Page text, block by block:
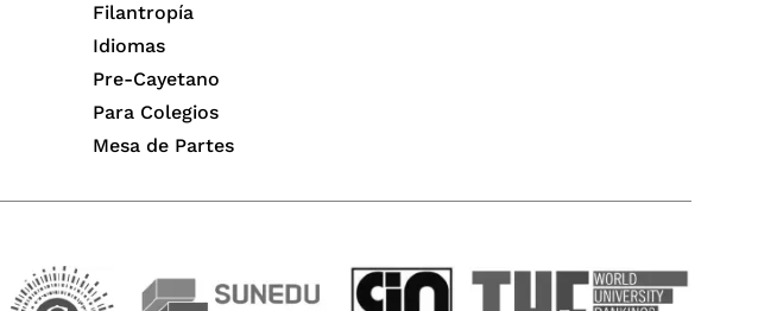
Filantropía
Idiomas
Pre-Cayetano
Para Colegios
Mesa de Partes